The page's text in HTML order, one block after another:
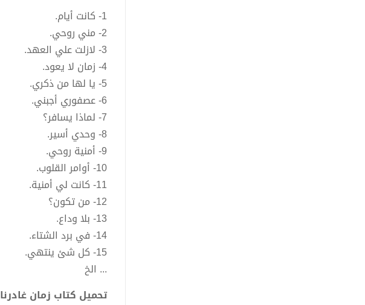
1- كانت أيام.
2- مني روحي.
3- لازلت علي العهد.
4- زمان لا يعود.
5- يا لها من ذكري.
6- عصفوري أجبني.
7- لماذا يسافر؟
8- وحدي أسير.
9- أمنية روحي.
10- أوامر القلوب.
11- كانت لي أمنية.
12- من تكون؟
13- بلا وداع.
14- في برد الشتاء.
15- كل شئ ينتهي.
... الخ
تحميل كتاب زمان غادرنا PDF - د. زينب حلبي